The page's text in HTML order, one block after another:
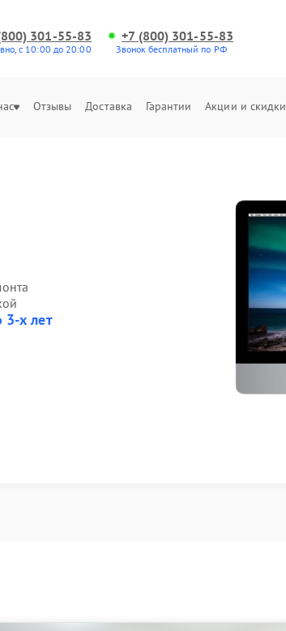
301-55-83
с 10:00 до 20:00
+7 (800) 301-55-83
Звонок бесплатный по РФ
Отзывы Доставка Гарантии Акции и скидки
3-х лет